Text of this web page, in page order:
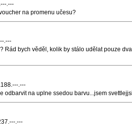
.---
na promenu učesu?
.---
Rád bych věděl, kolik by stálo udělat pouze
.---
odbarvit na uplne ssedou barvu...jsem
.---